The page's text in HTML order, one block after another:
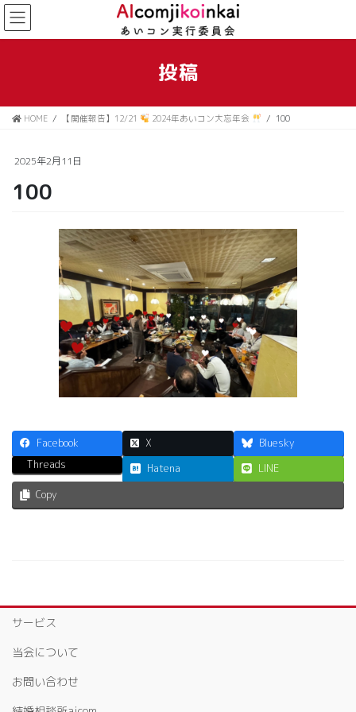
コ
ン
テ
移
ナ
ビ
ゲ
ン
投稿
HOME 【開催報告】12/21 2024年あいコン大忘年会 100
2025年2月11日
100
Facebook X
Bluesky
Threads
Hatena
LINE
Copy
サービス
当会について
お問い合わせ